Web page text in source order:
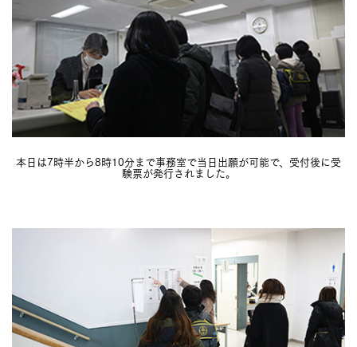
本日は7時半から8時10分まで事務室で当日出願が可能で、受付後に受
験票が発行されました。